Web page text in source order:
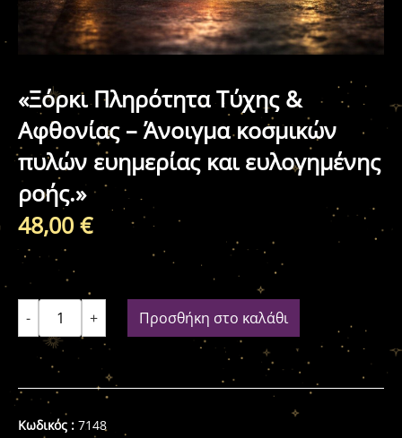
«Ξόρκι Πληρότητα Τύχης &
Αφθονίας – Άνοιγμα κοσμικών
πυλών ευημερίας και ευλογημένης
ροής.»
48,00 €
- + Προσθήκη στο καλάθι
Κωδικός : 7148